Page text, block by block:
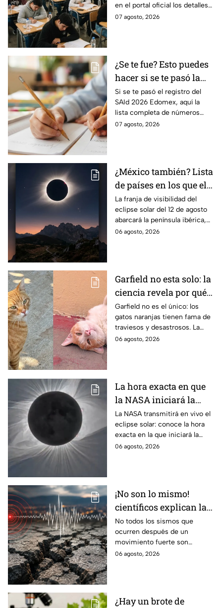
en el portal oficial los detalles
de tu cita y los puntajes
07 agosto, 2026
¿Se te fue? Esto puedes
hacer si se te pasó la
fecha de preinscripción
SAID Edomex 2026
Si se te pasó el registro del
SAId 2026 Edomex, aquí la
lista completa de números
telefónicos y correos de
07 agosto, 2026
¿México también? Lista
de países en los que el
12 de agosto se verá el
eclipse solar total y en
los que será parcial
La franja de visibilidad del
eclipse solar del 12 de agosto
abarcará la península ibérica,
por lo que solo podrá
06 agosto, 2026
Garfield no esta solo: la
ciencia revela por qué
los gatos naranjas
tienen tanta fama de
hacer "desastres"
Garfield no es el único: los
gatos naranjas tienen fama de
traviesos y desastrosos. La
ciencia explica qué hay detrás
06 agosto, 2026
La hora exacta en que
la NASA iniciará la
transmisión en vivo
del eclipse solar
La NASA transmitirá en vivo el
eclipse solar: conoce la hora
exacta en la que iniciará la
cobertura para no perderte de
06 agosto, 2026
¡No son lo mismo!
científicos explican las
diferencias entre
enjambre sísmico y
réplicas
No todos los sismos que
ocurren después de un
movimiento fuerte son
réplicas. Científicos explican
06 agosto, 2026
¿Hay un brote de